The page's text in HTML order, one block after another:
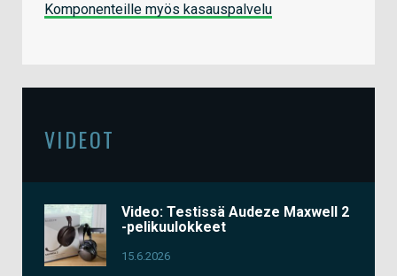
Komponenteille myös kasauspalvelu
VIDEOT
Video: Testissä Audeze Maxwell 2
-pelikuulokkeet
15.6.2026